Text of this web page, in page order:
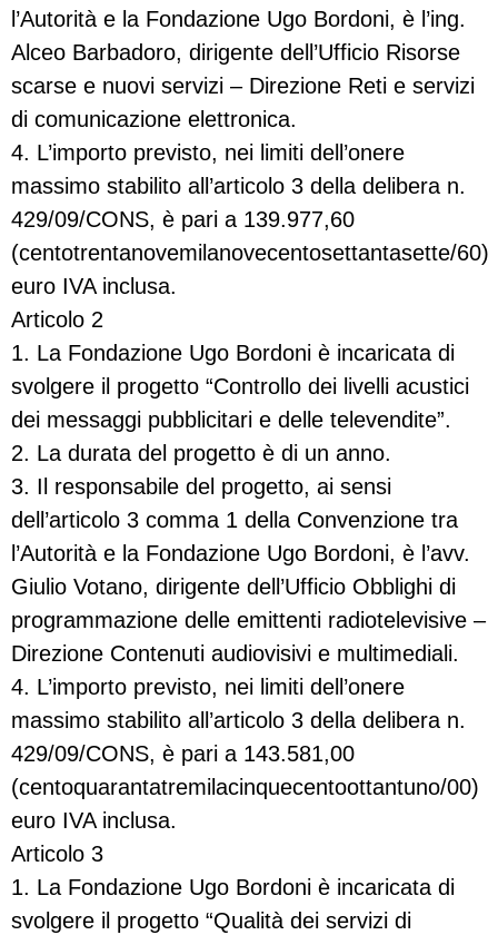
l’Autorità e la Fondazione Ugo Bordoni, è l’ing.
Alceo Barbadoro, dirigente dell’Ufficio Risorse
scarse e nuovi servizi – Direzione Reti e servizi
di comunicazione elettronica.
4. L’importo previsto, nei limiti dell’onere
massimo stabilito all’articolo 3 della delibera n.
429/09/CONS, è pari a 139.977,60
(centotrentanovemilanovecentosettantasette/60)
euro IVA inclusa.
Articolo 2
1. La Fondazione Ugo Bordoni è incaricata di
svolgere il progetto “Controllo dei livelli acustici
dei messaggi pubblicitari e delle televendite”.
2. La durata del progetto è di un anno.
3. Il responsabile del progetto, ai sensi
dell’articolo 3 comma 1 della Convenzione tra
l’Autorità e la Fondazione Ugo Bordoni, è l’avv.
Giulio Votano, dirigente dell’Ufficio Obblighi di
programmazione delle emittenti radiotelevisive –
Direzione Contenuti audiovisivi e multimediali.
4. L’importo previsto, nei limiti dell’onere
massimo stabilito all’articolo 3 della delibera n.
429/09/CONS, è pari a 143.581,00
(centoquarantatremilacinquecentoottantuno/00)
euro IVA inclusa.
Articolo 3
1. La Fondazione Ugo Bordoni è incaricata di
svolgere il progetto “Qualità dei servizi di